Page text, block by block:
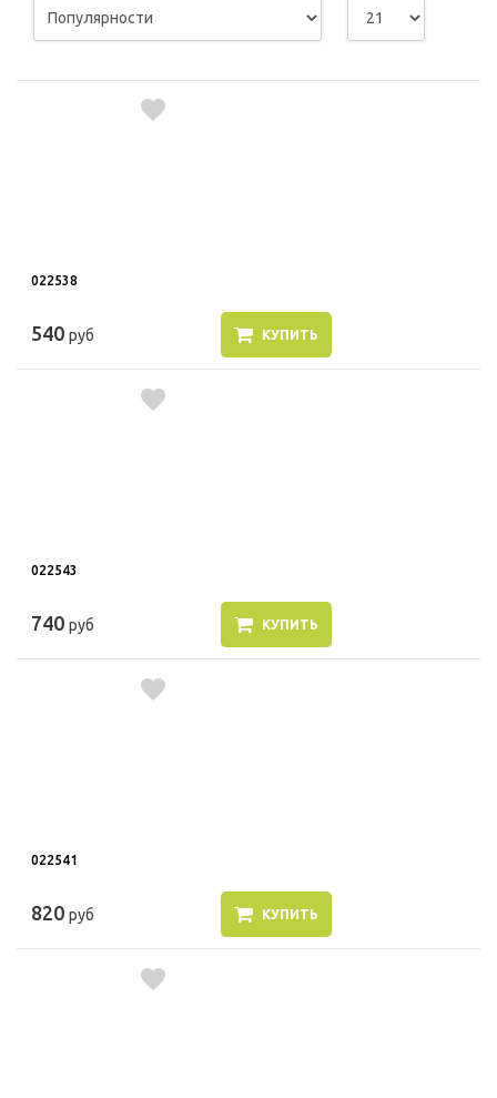
022538
540 руб КУПИТЬ
022543
740 руб КУПИТЬ
022541
820 руб КУПИТЬ